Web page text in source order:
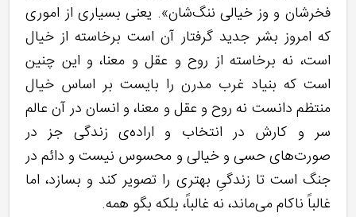
فخرشان و وز خیالی ننگ‌شان». یعنی بسیاری از اموری
که امروز بشر جدید گرفتار آن است برخاسته از خیال
است، نه برخاسته از روح و عقل و معنا، و این چنین
است که بنیاد غرب مدرن را بایست بر اساس خیال
منتظم دانست نه روح و عقل و معنا، و انسان در آن عالم
سر و کارش در انتخاب و اراده‌ی زندگی جز در
صورت‌های حسی و خیالی و محسوس نیست و دائم در
جنگ است تا زندگیِ بهتری را تصویر کند و بسازد، اما
غالباً ناکام می‌ماند، نه غالباً، بلکه بگو همه.